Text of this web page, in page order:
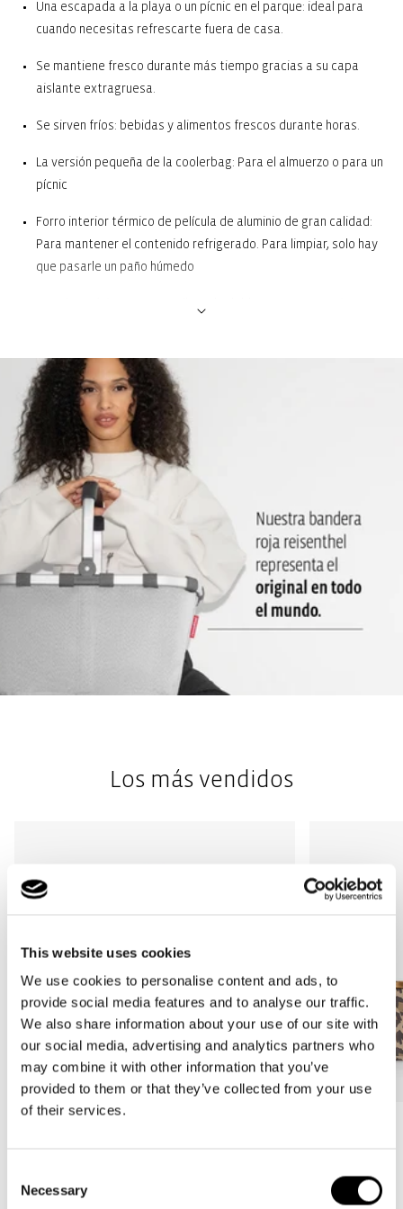
This website uses cookies
We use cookies to personalise content and ads, to
provide social media features and to analyse our traffic.
We also share information about your use of our site with
our social media, advertising and analytics partners who
may combine it with other information that you’ve
provided to them or that they’ve collected from your use
of their services.
Selection
Necessary
Una escapada a la playa o un pícnic en el parque: ideal para
cuando necesitas refrescarte fuera de casa.
Se mantiene fresco durante más tiempo gracias a su capa
aislante extragruesa.
Se sirven fríos: bebidas y alimentos frescos durante horas.
La versión pequeña de la coolerbag: Para el almuerzo o para un
pícnic
Forro interior térmico de película de aluminio de gran calidad:
Para mantener el contenido refrigerado. Para limpiar, solo hay
que pasarle un paño húmedo
Con dos asas: Ligera y cómoda de llevar
Los más vendidos
Precio
59,95€
leo macchiato
Precio
37,95€